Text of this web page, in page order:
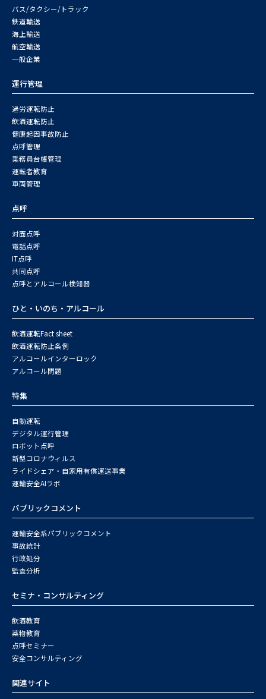
バス/タクシー/トラック
鉄道輸送
海上輸送
航空輸送
一般企業
運行管理
過労運転防止
飲酒運転防止
健康起因事故防止
点呼管理
乗務員台帳管理
運転者教育
車両管理
点呼
対面点呼
電話点呼
IT点呼
共同点呼
点呼とアルコール検知器
ひと・いのち・アルコール
飲酒運転Fact sheet
飲酒運転防止条例
アルコールインターロック
アルコール問題
特集
自動運転
デジタル運行管理
ロボット点呼
新型コロナウィルス
ライドシェア・自家用有償運送事業
運輸安全AIラボ
パブリックコメント
運輸安全系パブリックコメント
事故統計
行政処分
監査分析
セミナ・コンサルティング
飲酒教育
薬物教育
点呼セミナー
安全コンサルティング
関連サイト